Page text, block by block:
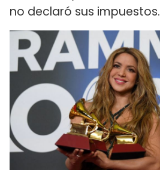
no declaró sus impuestos.